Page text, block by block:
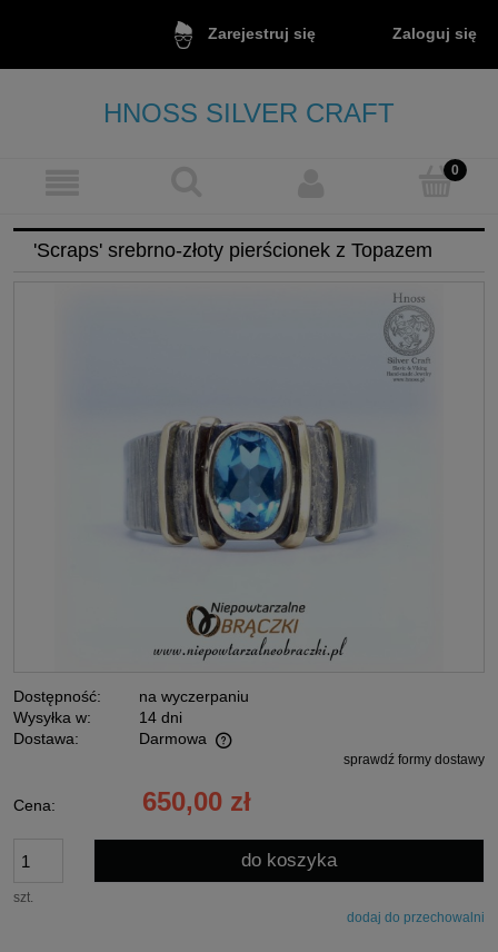
Zarejestruj się Zaloguj się
HNOSS SILVER CRAFT
'Scraps' srebrno-złoty pierścionek z Topazem
Dostępność:
na wyczerpaniu
Wysyłka w:
14 dni
Dostawa:
Darmowa
Cena nie zawiera ewentualnych kosztów płatnościsprawdź formy dostawy
Cena: 650,00 zł
szt.
do koszyka
dodaj do przechowalni